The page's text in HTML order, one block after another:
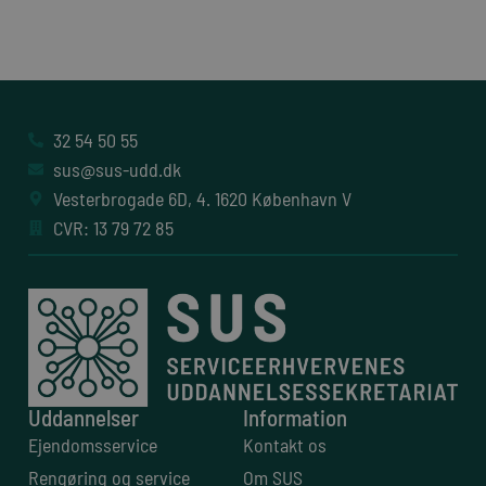
32 54 50 55
sus@sus-udd.dk
Vesterbrogade 6D, 4. 1620 København V
CVR: 13 79 72 85
Uddannelser
Ejendomsservice
Rengøring og service
Information
Kontakt os
Om SUS